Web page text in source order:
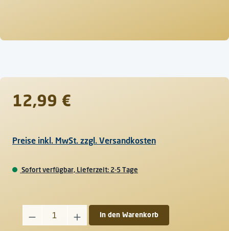
Regulärer Preis:
12,99 €
Preise inkl. MwSt. zzgl. Versandkosten
Sofort verfügbar, Lieferzeit: 2-5 Tage
In den Warenkorb